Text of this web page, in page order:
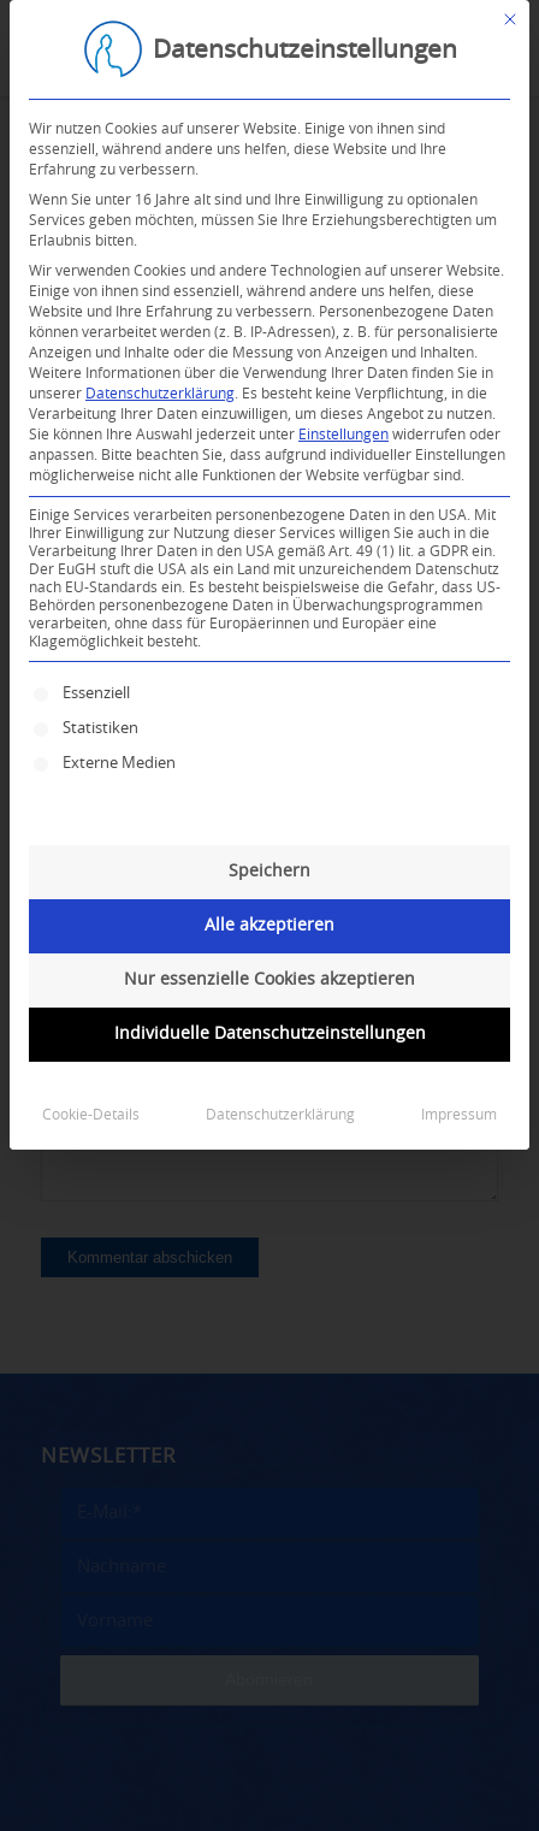
0
Dein Kommentar
An Diskussion beteiligen?
Hinterlassen Sie uns Ihren Kommentar!
NEWSLETTER
Mit
Datenschutzeinstellungen
Wir nutzen Cookies auf unserer Website. Einige von ihnen sind
essenziell, während andere uns helfen, diese Website und Ihre
Erfahrung zu verbessern.
Wenn Sie unter 16 Jahre alt sind und Ihre Einwilligung zu optionalen
Services geben möchten, müssen Sie Ihre Erziehungsberechtigten um
Erlaubnis bitten.
Wir verwenden Cookies und andere Technologien auf unserer Website.
Einige von ihnen sind essenziell, während andere uns helfen, diese
Website und Ihre Erfahrung zu verbessern.
Personenbezogene Daten
können verarbeitet werden (z. B. IP-Adressen), z. B. für personalisierte
Anzeigen und Inhalte oder die Messung von Anzeigen und Inhalten.
Weitere Informationen über die Verwendung Ihrer Daten finden Sie in
unserer Datenschutzerklärung
Es besteht keine Verpflichtung, in die
Verarbeitung Ihrer Daten einzuwilligen, um dieses Angebot zu nutzen.
Sie können Ihre Auswahl jederzeit unter Einstellungen widerrufen oder
anpassen.
Bitte beachten Sie, dass aufgrund individueller Einstellungen
möglicherweise nicht alle Funktionen der Website verfügbar sind.
Einige Services verarbeiten personenbezogene Daten in den USA. Mit
Ihrer Einwilligung zur Nutzung dieser Services willigen Sie auch in die
Verarbeitung Ihrer Daten in den USA gemäß Art. 49 (1) lit. a GDPR ein.
Der EuGH stuft die USA als ein Land mit unzureichendem Datenschutz
nach EU-Standards ein. Es besteht beispielsweise die Gefahr, dass US-
Behörden personenbezogene Daten in Überwachungsprogrammen
verarbeiten, ohne dass für Europäerinnen und Europäer eine
Klagemöglichkeit besteht.
Es folgt eine Liste der Service-Gruppen, für die
Essenziell
Statistiken
Externe Medien
Speichern
Alle akzeptieren
Nur essenzielle Cookies akzeptieren
Individuelle Datenschutzeinstellungen
Cookie-Details Datenschutzerklärung Impressum